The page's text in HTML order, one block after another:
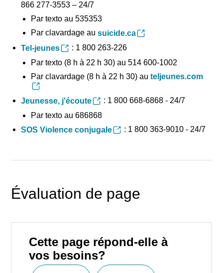
866 277-3553 – 24/7
Par texto au 535353
Par clavardage ausuicide.ca
Tel-jeunes
: 1 800 263-226
Par texto (8 h à 22 h 30) au 514 600-1002
Par clavardage (8 h à 22 h 30) auteljeunes.com
Jeunesse, j'écoute
: 1 800 668-6868 - 24/7
Par texto au 686868
SOS Violence conjugale
: 1 800 363-9010 - 24/7
Évaluation de page
Cette page répond-elle à
vos besoins?